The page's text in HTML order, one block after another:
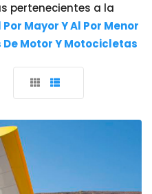
pertenecientes a la
Mayor Y Al Por Menor
Motor Y Motocicletas